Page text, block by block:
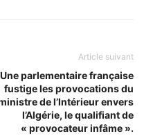
Article suivant
Une parlementaire française
fustige les provocations du
de l’Intérieur envers
l’Algérie, le qualifiant de
« provocateur infâme ».